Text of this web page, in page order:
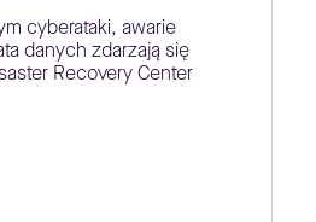
cyberataki, awarie
danych zdarzają się
Recovery Center